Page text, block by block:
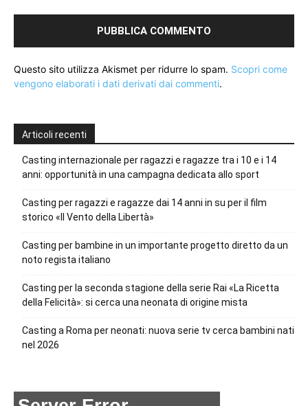
Questo sito utilizza Akismet per ridurre lo spam. Scopri come
vengono elaborati i dati derivati dai commenti.
Articoli recenti
Casting internazionale per ragazzi e ragazze tra i 10 e i 14
anni: opportunità in una campagna dedicata allo sport
Casting per ragazzi e ragazze dai 14 anni in su per il film
storico «Il Vento della Libertà»
Casting per bambine in un importante progetto diretto da un
noto regista italiano
Casting per la seconda stagione della serie Rai «La Ricetta
della Felicità»: si cerca una neonata di origine mista
Casting a Roma per neonati: nuova serie tv cerca bambini nati
nel 2026